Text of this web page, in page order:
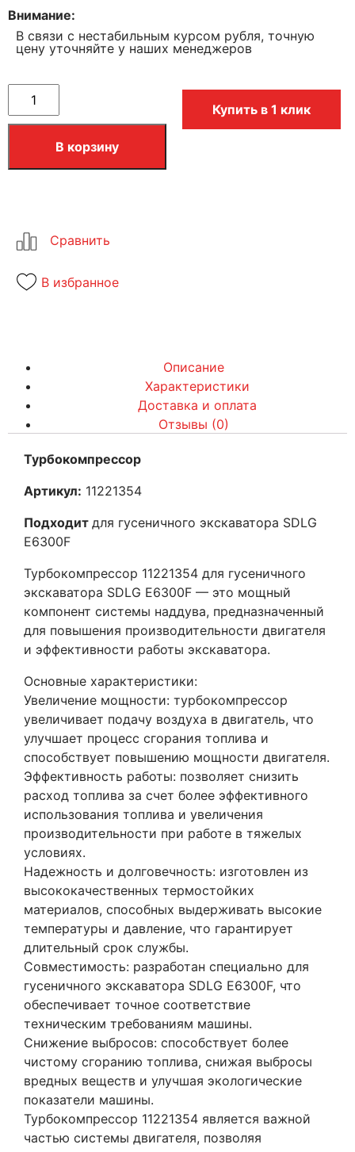
Внимание
В связи с нестабильным курсом рубля, точную
цену уточняйте у наших менеджеров
В корзину
Купить в 1 клик
В избранное
Описание
Характеристики
Доставка и оплата
Отзывы (0)
Турбокомпрессор
Артикул: 11221354
Подходит для гусеничного экскаватора SDLG
E6300F
Турбокомпрессор 11221354 для гусеничного
экскаватора SDLG E6300F — это мощный
компонент системы наддува, предназначенный
для повышения производительности двигателя
и эффективности работы экскаватора.
Основные характеристики:
Увеличение мощности: турбокомпрессор
увеличивает подачу воздуха в двигатель, что
улучшает процесс сгорания топлива и
способствует повышению мощности двигателя.
Эффективность работы: позволяет снизить
расход топлива за счет более эффективного
использования топлива и увеличения
производительности при работе в тяжелых
условиях.
Надежность и долговечность: изготовлен из
высококачественных термостойких
материалов, способных выдерживать высокие
температуры и давление, что гарантирует
длительный срок службы.
Совместимость: разработан специально для
гусеничного экскаватора SDLG E6300F, что
обеспечивает точное соответствие
техническим требованиям машины.
Снижение выбросов: способствует более
чистому сгоранию топлива, снижая выбросы
вредных веществ и улучшая экологические
показатели машины.
Турбокомпрессор 11221354 является важной
частью системы двигателя, позволяя